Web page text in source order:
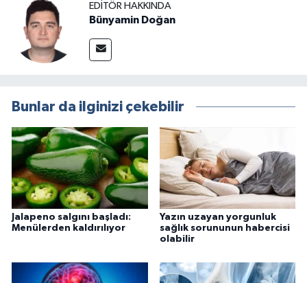
EDITÖR HAKKINDA
Bünyamin Doğan
Bunlar da ilginizi çekebilir
Jalapeno salgını başladı:
Menülerden kaldırılıyor
Yazın uzayan yorgunluk
sağlık sorununun habercisi
olabilir